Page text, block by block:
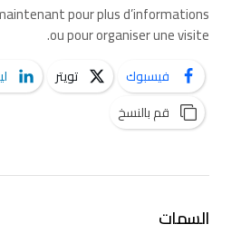
pour plus d’informations
ou pour organiser une visite.
فيسبوك تويتر
قم بالنسخ
السمات